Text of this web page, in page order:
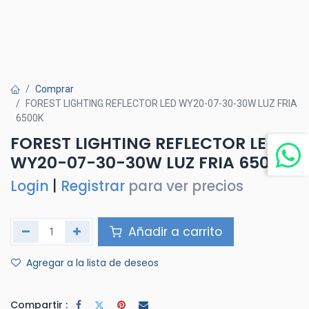
Comprar
FOREST LIGHTING REFLECTOR LED WY20-07-30-30W LUZ FRIA
6500K
FOREST LIGHTING REFLECTOR LED
WY20-07-30-30W LUZ FRIA 6500K
Login Registrar para ver precios
Añadir a carrito
Agregar a la lista de deseos
Compartir :